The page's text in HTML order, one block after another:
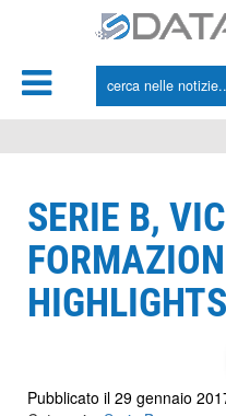
SERIE B,
Pubblicato il 29 gennaio